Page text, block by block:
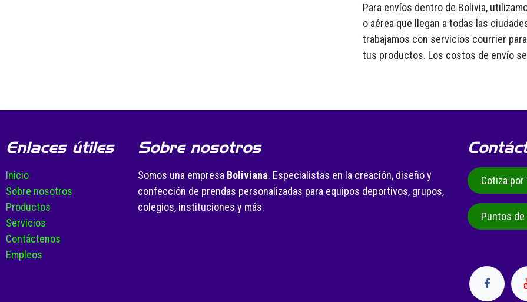
Para envíos dentro de Bolivia,
o aérea que llegan a todas las
trabajamos con servicios courrier
tus productos. Los costos de envío
Enlaces útiles
Inicio
Sobre nosotros
Productos
Servicios
Contáctenos
Empleos
Sobre nosotros
Somos una empresa Boliviana. Especialistas en la creación, diseño y
confección de prendas personalizadas para equipos deportivos, grupos,
colegios, instituciones y más.
Cotiza por
Puntos de